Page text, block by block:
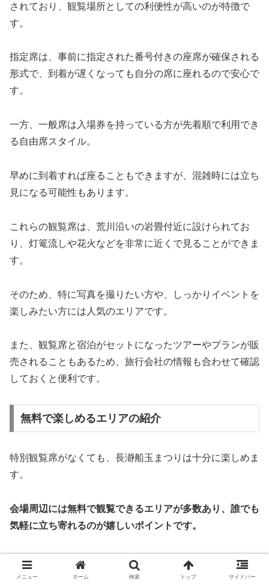
されており、観覧場所としての利便性が高いのが特徴で
す。
指定席は、事前に指定された番号付きの座席が確保される
形式で、到着が遅くなっても自分の席に座れるので安心で
す。
一方、一般席は入場券を持っている方が先着順で利用でき
る自由席スタイル。
早めに到着すれば座ることもできますが、混雑時には立ち
見になる可能性もあります。
これらの観覧席は、荒川沿いの岩畳付近に設けられてお
り、灯篭流しや花火などを非常に近くで見ることができま
す。
そのため、特に写真を撮りたい方や、しっかりイベントを
楽しみたい方には人気のエリアです。
また、観覧席と宿泊がセットになったツアーやプランが販
売されることもあるため、旅行会社の情報も合わせて確認
しておくと便利です。
無料で楽しめるエリアの紹介
特別観覧席がなくても、長瀞船玉まつりは十分に楽しめま
す。
会場周辺には無料で観覧できるエリアが多数あり、誰でも
気軽に立ち寄れるのが嬉しいポイントです。
長瀞岩畳周辺や荒川沿いの広場は、自由に出入りできるス
ペースとして人気です。
メニュー ホーム 検索 トップ サイドバー